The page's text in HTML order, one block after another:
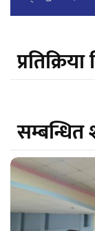
सम्बन्धित